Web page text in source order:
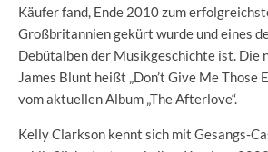
Käufer fand, Ende 2010 zum
Großbritannien gekürt wurde und eines
Debütalben der Musikgeschichte ist. Die
James Blunt heißt „Don’t Give Me Those
vom aktuellen Album „The Afterlove“.
Kelly Clarkson kennt sich mit Gesangs-